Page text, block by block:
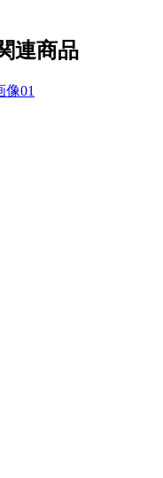
連商品